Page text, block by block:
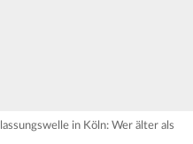
in Köln: Wer älter als